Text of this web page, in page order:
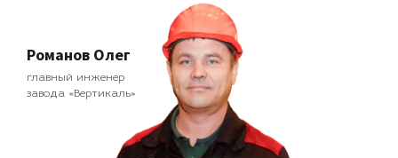
Романов Олег
главный инженер
завода «Вертикаль»